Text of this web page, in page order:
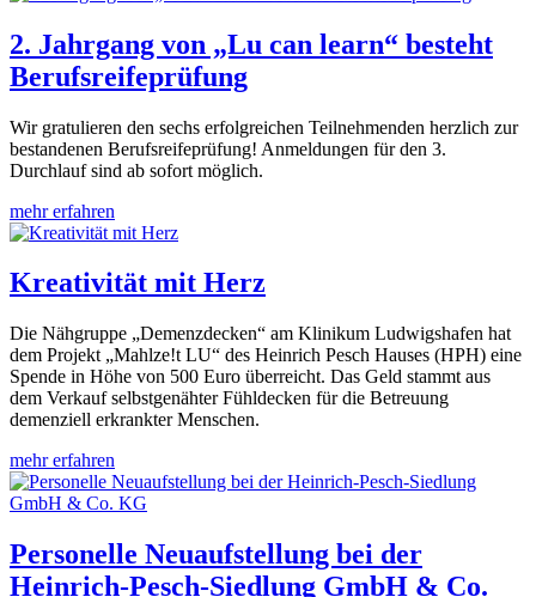
2. Jahrgang von „Lu can learn“ besteht
Berufsreifeprüfung
Wir gratulieren den sechs erfolgreichen Teilnehmenden herzlich zur
bestandenen Berufsreifeprüfung! Anmeldungen für den 3.
Durchlauf sind ab sofort möglich.
mehr erfahren
Kreativität mit Herz
Die Nähgruppe „Demenzdecken“ am Klinikum Ludwigshafen hat
dem Projekt „Mahlze!t LU“ des Heinrich Pesch Hauses (HPH) eine
Spende in Höhe von 500 Euro überreicht. Das Geld stammt aus
dem Verkauf selbstgenähter Fühldecken für die Betreuung
demenziell erkrankter Menschen.
mehr erfahren
Personelle Neuaufstellung bei der
Heinrich-Pesch-Siedlung GmbH & Co.